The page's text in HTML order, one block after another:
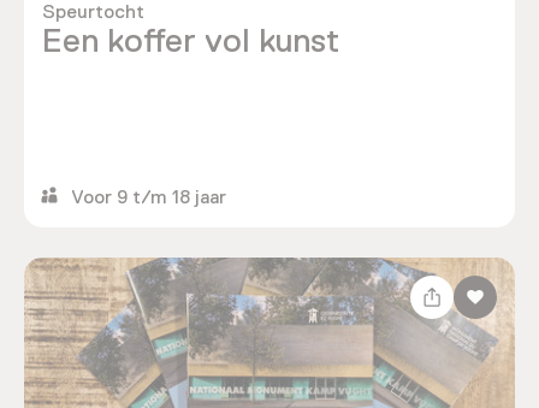
Een koffer vol kunst
Speurtocht
Voor 9 t/m 18 jaar